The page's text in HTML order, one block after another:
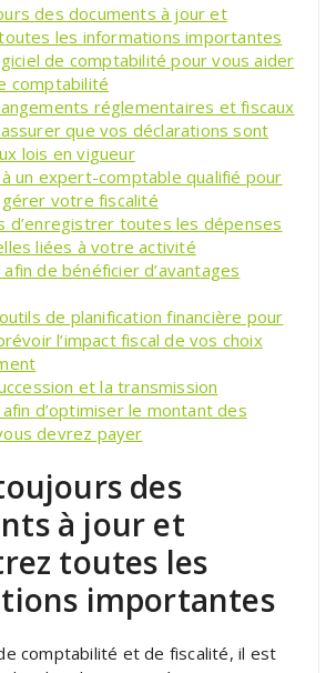
des documents à jour et
les informations importantes
de comptabilité pour vous aider
comptabilité
réglementaires et fiscaux
que vos déclarations sont
lois en vigueur
un expert-comptable qualifié pour
votre fiscalité
d’enregistrer toutes les dépenses
liées à votre activité
de bénéficier d’avantages
de planification financière pour
l’impact fiscal de vos choix
et la transmission
d’optimiser le montant des
devrez payer
des
à jour et
toutes les
importantes
de comptabilité et de fiscalité, il est